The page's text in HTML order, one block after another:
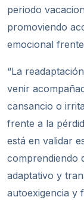
periodo
promoviendo
emocional
“La
venir
cansancio o
frente a la
está en validar
comprendiendo
adaptativo y
autoexigencia y